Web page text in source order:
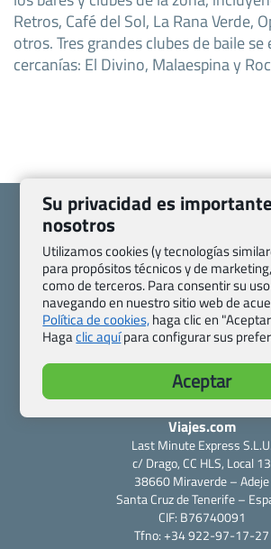
Retros, Café del Sol, La Rana Verde,
otros. Tres grandes clubes de baile
cercanías: El Divino, Malaespina y
Quienes somos
Pasaporte, Visado, Salud y otras
Blog de Viajes.com
Registro de
Preguntas frecuentes
Política de privacidad y cookies
Todas las páginas – sitemap
Viajes.com
Last Minute Express S.L.U.
c/ Drago, CC HLS, Local 13
38660 Miraverde – Adeje
Santa Cruz de Tenerife –
CIF: B76740091
Tfno: +34 922-97-17-27
Su privacidad es
nosotros
Utilizamos cookies (y tecnologías
para propósitos técnicos y de
como de terceros. Para consentir su
navegando en nuestro sitio web de
Política de cookies,haga clic en
Hagaclic aquípara configurar sus
Aceptar